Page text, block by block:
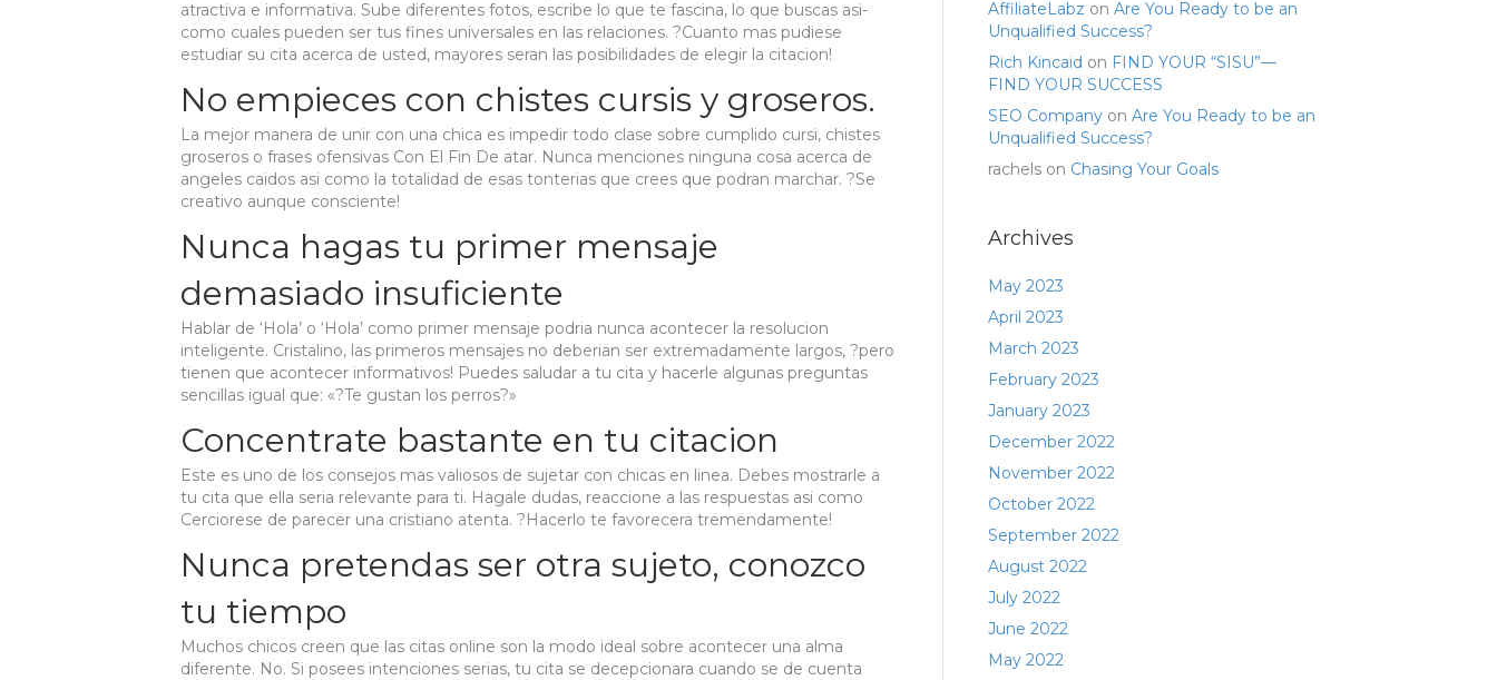
atractiva e informativa. Sube diferentes fotos, escribe lo que te fascina, lo que buscas asi­
como cuales pueden ser tus fines universales en las relaciones. ?Cuanto mas pudiese
estudiar su cita acerca de usted, mayores seran las posibilidades de elegir la citacion!
No empieces con chistes cursis y groseros.
La mejor manera de unir con una chica es impedir todo clase sobre cumplido cursi, chistes
groseros o frases ofensivas Con El Fin De atar. Nunca menciones ninguna cosa acerca de
angeles caidos asi­ como la totalidad de esas tonterias que crees que podran marchar. ?Se
creativo aunque consciente!
Nunca hagas tu primer mensaje
demasiado insuficiente
Hablar de ‘Hola’ o ‘Hola’ como primer mensaje podria nunca acontecer la resolucion
inteligente. Cristalino, las primeros mensajes no deberian ser extremadamente largos, ?pero
tienen que acontecer informativos! Puedes saludar a tu cita y hacerle algunas preguntas
sencillas igual que: «?Te gustan los perros?»
Concentrate bastante en tu citacion
Este es uno de los consejos mas valiosos de sujetar con chicas en linea. Debes mostrarle a
tu cita que ella seri­a relevante para ti. Hagale dudas, reaccione a las respuestas asi­ como
Cerciorese de parecer una cristiano atenta. ?Hacerlo te favorecera tremendamente!
Nunca pretendas ser otra sujeto, conozco
tu tiempo
Muchos chicos creen que las citas online son la modo ideal sobre acontecer una alma
diferente. No. Si posees intenciones serias, tu cita se decepcionara cuando se de cuenta
AffiliateLabz on Are You Ready to be an
Unqualified Success?
Rich Kincaid on FIND YOUR “SISU”—
FIND YOUR SUCCESS
SEO Company on Are You Ready to be an
Unqualified Success?
rachels on Chasing Your Goals
Archives
May 2023
April 2023
March 2023
February 2023
January 2023
December 2022
November 2022
October 2022
September 2022
August 2022
July 2022
June 2022
May 2022